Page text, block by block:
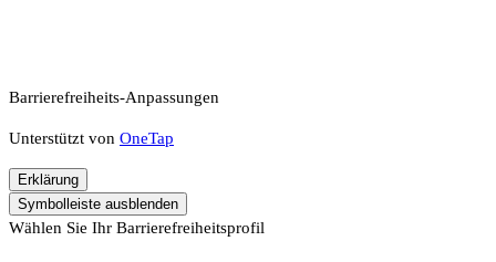
Barrierefreiheits-Anpassungen
Unterstützt von OneTap
Erklärung
Symbolleiste ausblenden
Wählen Sie Ihr Barrierefreiheitsprofil